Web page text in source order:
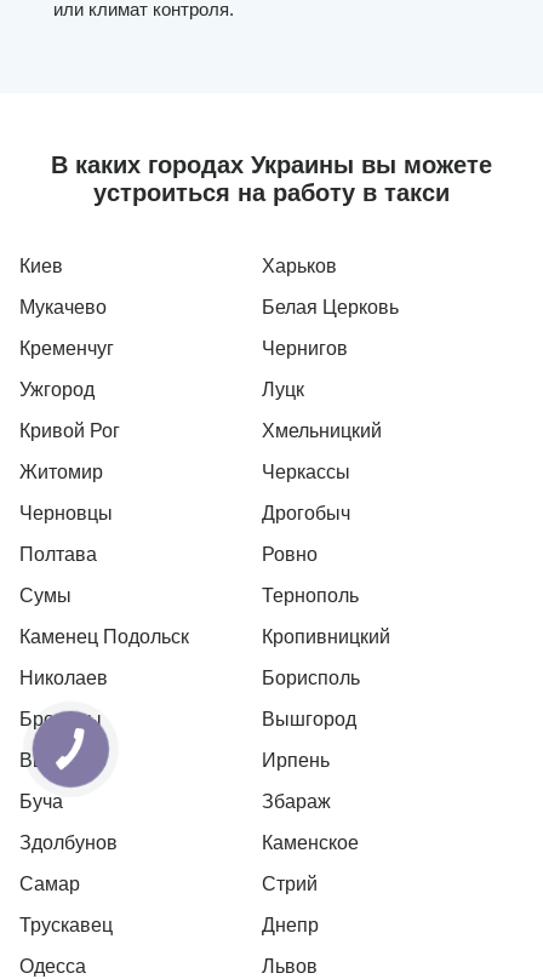
или климат контроля.
В каких городах Украины вы можете
устроиться на работу в такси
Киев
Харьков
Мукачево
Белая Церковь
Кременчуг
Чернигов
Ужгород
Луцк
Кривой Рог
Хмельницкий
Житомир
Черкассы
Черновцы
Дрогобыч
Полтава
Ровно
Сумы
Тернополь
Каменец Подольск
Кропивницкий
Николаев
Борисполь
Бровары
Вышгород
Вышневе
Ирпень
Буча
Збараж
Здолбунов
Каменское
Самар
Стрий
Трускавец
Днепр
Одесса
Львов